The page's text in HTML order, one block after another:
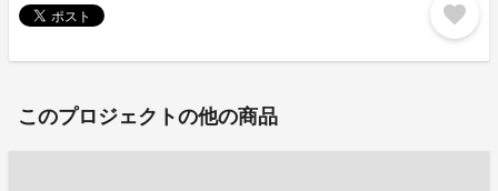
favorite
このプロジェクトの他の商品